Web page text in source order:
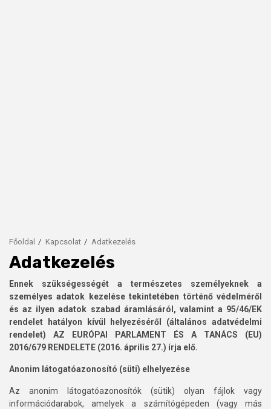
Főoldal Kapcsolat Adatkezelés
Adatkezelés
Ennek szükségességét a természetes személyeknek a
személyes adatok kezelése tekintetében történő védelméről
és az ilyen adatok szabad áramlásáról, valamint a 95/46/EK
rendelet hatályon kívül helyezéséről (általános adatvédelmi
rendelet) AZ EURÓPAI PARLAMENT ÉS A TANÁCS (EU)
2016/679 RENDELETE (2016. április 27.) írja elő.
Anonim látogatóazonosító (süti) elhelyezése
Az anonim látogatóazonosítók (sütik) olyan fájlok vagy
információdarabok, amelyek a számítógépeden (vagy más